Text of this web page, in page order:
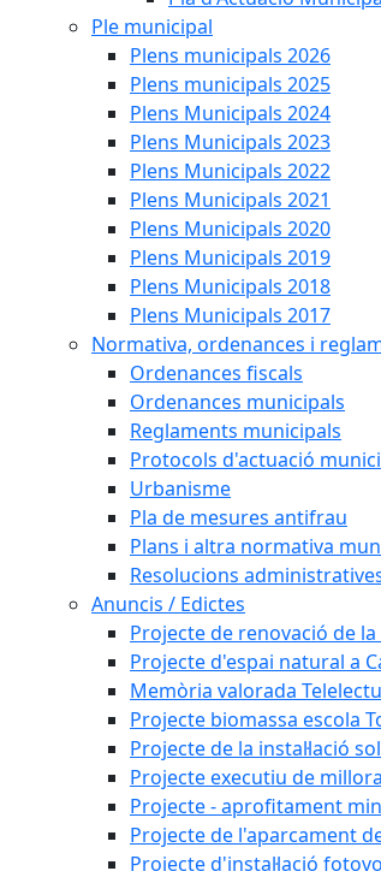
Ple municipal
Plens municipals 2026
Plens municipals 2025
Plens Municipals 2024
Plens Municipals 2023
Plens Municipals 2022
Plens Municipals 2021
Plens Municipals 2020
Plens Municipals 2019
Plens Municipals 2018
Plens Municipals 2017
Normativa, ordenances i
Ordenances fiscals
Ordenances municipals
Reglaments municipals
Protocols d'actuació
Urbanisme
Pla de mesures antifrau
Plans i altra normativa
Resolucions
Anuncis / Edictes
Projecte de renovació de
Projecte d'espai natural a
Memòria valorada
Projecte biomassa escola
Projecte de la instal·lació
Projecte executiu de
Projecte - aprofitament
Projecte de l'aparcament
Projecte d'instal·lació